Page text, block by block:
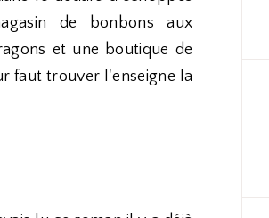
de bonbons aux
et une boutique de
faut trouver l'enseigne la